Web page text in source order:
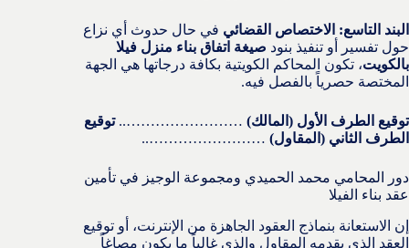
البند التاسع: الاختصاص القضائي في حال حدوث أي نزاع
حول تفسير أو تنفيذ بنود صيغة اتفاق بناء منزل فيلا
بالكويت، تكون المحاكم الكويتية بكافة درجاتها هي الجهة
المختصة حصرياً بالفصل فيه.
توقيع الطرف الأول (المالك) ……………………..توقيع
الطرف الثاني (المقاول) ……………………..
دور المحامي محمد الحميدي ومجموعة الوجيز في تأمين
عقد بناء الفيلا
إن الاستعانة بنماذج العقود الجاهزة من الإنترنت، أو توقيع
العقد الذي يقدمه المقاول والذي غالباً ما يكون مصاغاً